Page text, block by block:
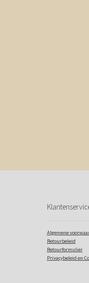
Algemene
Retourbeleid
Retourformulier
Privacybeleid en